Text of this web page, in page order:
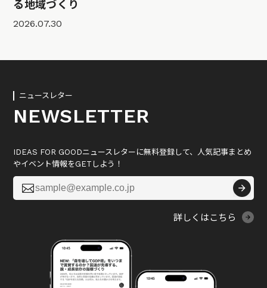
る地域づくり
2026.07.30
ニュースレター
NEWSLETTER
IDEAS FOR GOODニュースレターに無料登録して、人気記事まとめ
やイベント情報をGETしよう！

詳しくはこちら